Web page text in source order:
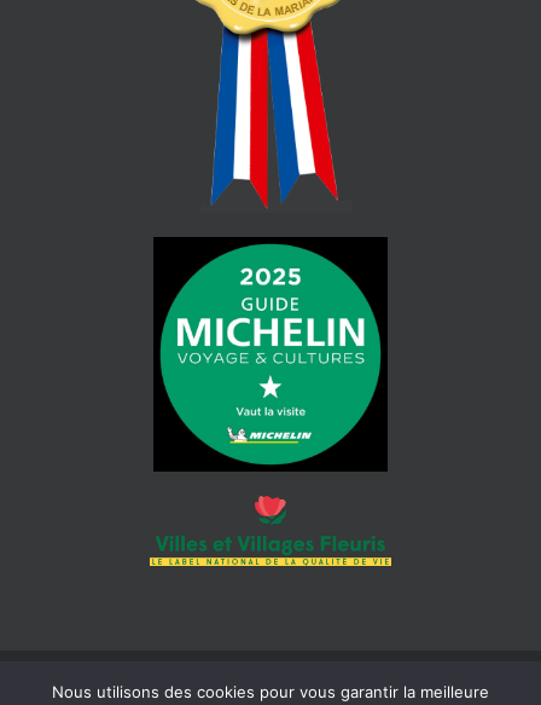
© 2026 Mairie de Cotignac | Tous droits réservés | Siret : 218 300
Nous utilisons des cookies pour vous garantir la meilleure